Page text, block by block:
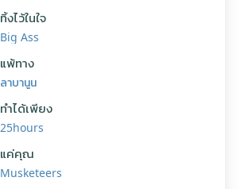
ทิ้งไว้ในใจ
Big Ass
แพ้ทาง
ลาบานูน
ทำได้เพียง
25hours
แค่คุณ
Musketeers